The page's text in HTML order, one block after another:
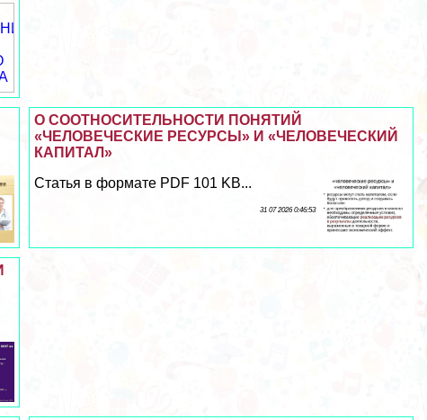
О СООТНОСИТЕЛЬНОСТИ ПОНЯТИЙ
«ЧЕЛОВЕЧЕСКИЕ РЕСУРСЫ» И «ЧЕЛОВЕЧЕСКИЙ
КАПИТАЛ»
Статья в формате PDF 101 KB...
31 07 2026 0:46:53